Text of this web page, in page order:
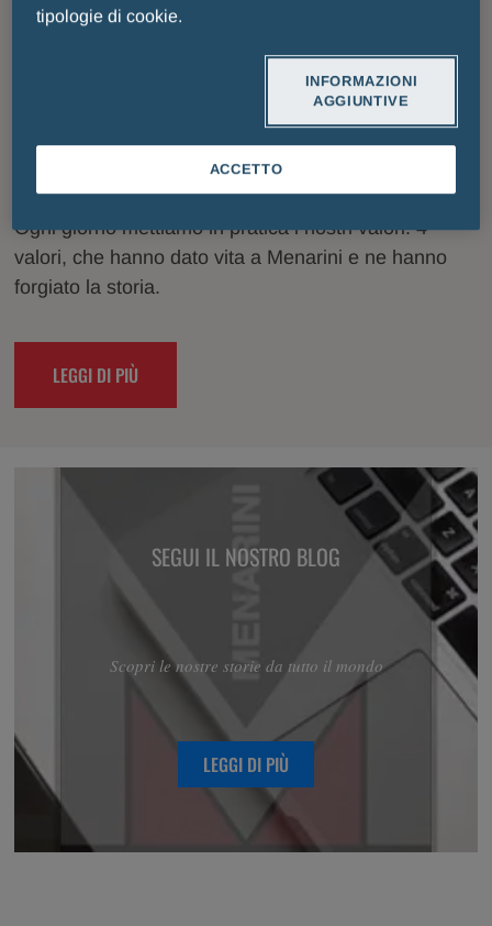
I Nostri Valori
Ogni giorno mettiamo in pratica i nostri valori. 4
valori, che hanno dato vita a Menarini e ne hanno
forgiato la storia.
LEGGI DI PIÙ
SEGUI IL NOSTRO BLOG
Scopri le nostre storie da tutto il mondo
LEGGI DI PIÙ
tipologie di cookie.
INFORMAZIONI
AGGIUNTIVE
ACCETTO